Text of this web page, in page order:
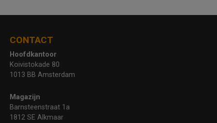
CONTACT
Hoofdkantoor
Koivistokade 80
1013 BB Amsterdam
Magazijn
Barnsteenstraat 1a
1812 SE Alkmaar